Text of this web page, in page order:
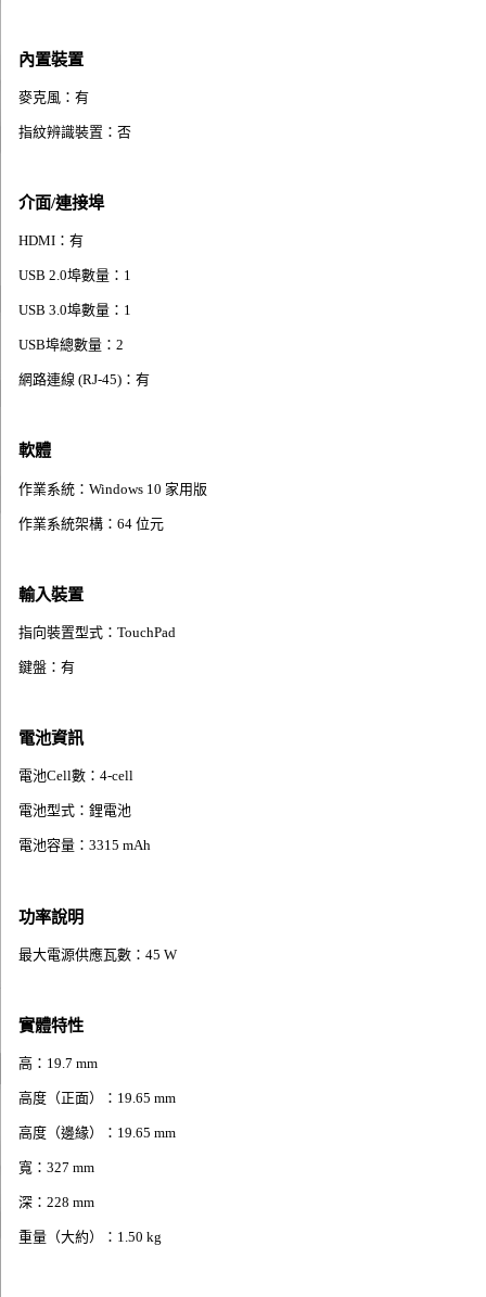
內置裝置
麥克風：有
指紋辨識裝置：否
介面/連接埠
HDMI：有
USB 2.0埠數量：1
USB 3.0埠數量：1
USB埠總數量：2
網路連線 (RJ-45)：有
軟體
作業系統：Windows 10 家用版
作業系統架構：64 位元
輸入裝置
指向裝置型式：TouchPad
鍵盤：有
電池資訊
電池Cell數：4-cell
電池型式：鋰電池
電池容量：3315 mAh
功率說明
最大電源供應瓦數：45 W
實體特性
高：19.7 mm
高度（正面）：19.65 mm
高度（邊緣）：19.65 mm
寬：327 mm
深：228 mm
重量（大約）：1.50 kg